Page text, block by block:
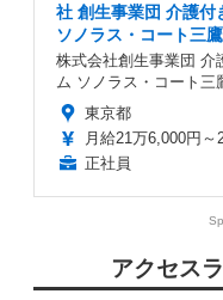
社 創生事業団 介護付
ソノラス・コート三鷹
株式会社創生事業団 介
ム ソノラス・コート三
東京都
月給21万6,000円～
正社員
アクセス